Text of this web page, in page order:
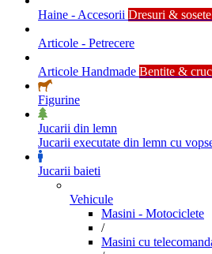
Haine - Accesorii Dresuri &
Articole - Petrecere
Articole Handmade Bentite &
Figurine
Jucarii din lemn
Jucarii executate din lemn cu
Jucarii baieti
Vehicule
Masini - Motociclete
/
Masini cu